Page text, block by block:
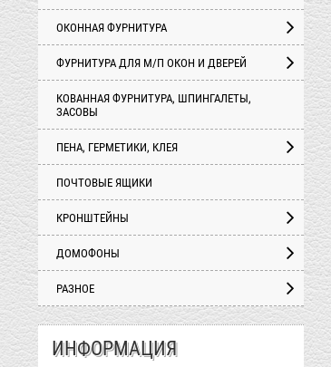
ОКОННАЯ ФУРНИТУРА
ФУРНИТУРА ДЛЯ М/П ОКОН И ДВЕРЕЙ
КОВАННАЯ ФУРНИТУРА, ШПИНГАЛЕТЫ,
ЗАСОВЫ
ПЕНА, ГЕРМЕТИКИ, КЛЕЯ
ПОЧТОВЫЕ ЯЩИКИ
КРОНШТЕЙНЫ
ДОМОФОНЫ
РАЗНОЕ
ИНФОРМАЦИЯ